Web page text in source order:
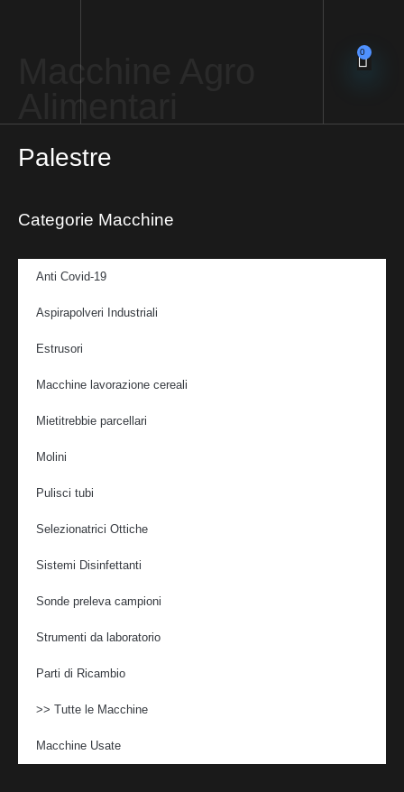
0
Palestre
Categorie Macchine
Anti Covid-19
Aspirapolveri Industriali
Estrusori
Macchine lavorazione cereali
Mietitrebbie parcellari
Molini
Pulisci tubi
Selezionatrici Ottiche
Sistemi Disinfettanti
Sonde preleva campioni
Strumenti da laboratorio
Parti di Ricambio
>> Tutte le Macchine
Macchine Usate